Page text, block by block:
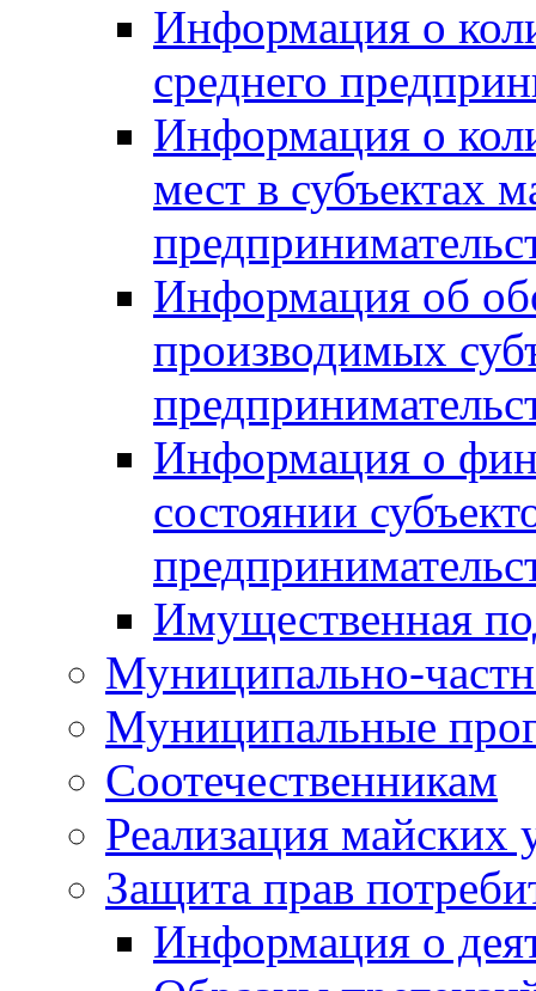
Информация о
среднего
Информация о
мест в субъектах
Информация об
производимых
Информация о
состоянии
Имущественная
Муниципально-
Муниципальные
Соотечественникам
Реализация майских
Защита прав
Информация о